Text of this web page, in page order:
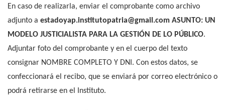
En caso de realizarla, enviar el comprobante como archivo
adjunto a estadoyap.institutopatria@gmail.com ASUNTO: UN
MODELO JUSTICIALISTA PARA LA GESTIÓN DE LO PÚBLICO.
Adjuntar foto del comprobante y en el cuerpo del texto
consignar NOMBRE COMPLETO Y DNI. Con estos datos, se
confeccionará el recibo, que se enviará por correo electrónico o
podrá retirarse en el Instituto.